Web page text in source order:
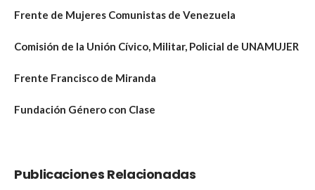
Frente de Mujeres Comunistas de Venezuela
Comisión de la Unión Cívico, Militar, Policial de UNAMUJER
Frente Francisco de Miranda
Fundación Género con Clase
Publicaciones Relacionadas